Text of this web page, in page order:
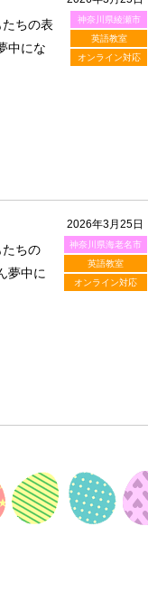
神奈川県綾瀬市
英語教室
オンライン対応
ちの表
中にな
2026年3月25日
神奈川県海老名市
英語教室
オンライン対応
たちの
夢中に